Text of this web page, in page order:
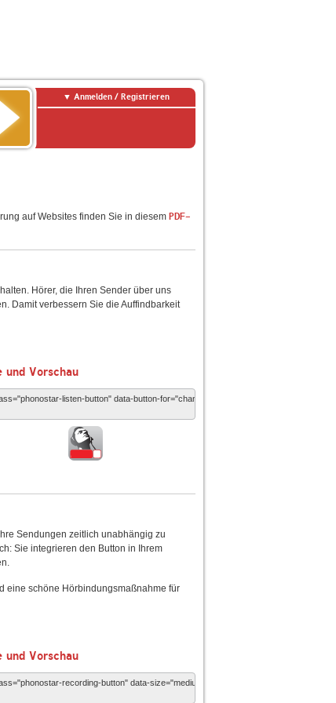
Anmelden / Registrieren
auf Websites finden Sie in diesem PDF-
Hörer, die Ihren Sender über uns
Damit verbessern Sie die Auffindbarkeit
und Vorschau
Sendungen zeitlich unabhängig zu
Sie integrieren den Button in Ihrem
eine schöne Hörbindungsmaßnahme für
und Vorschau